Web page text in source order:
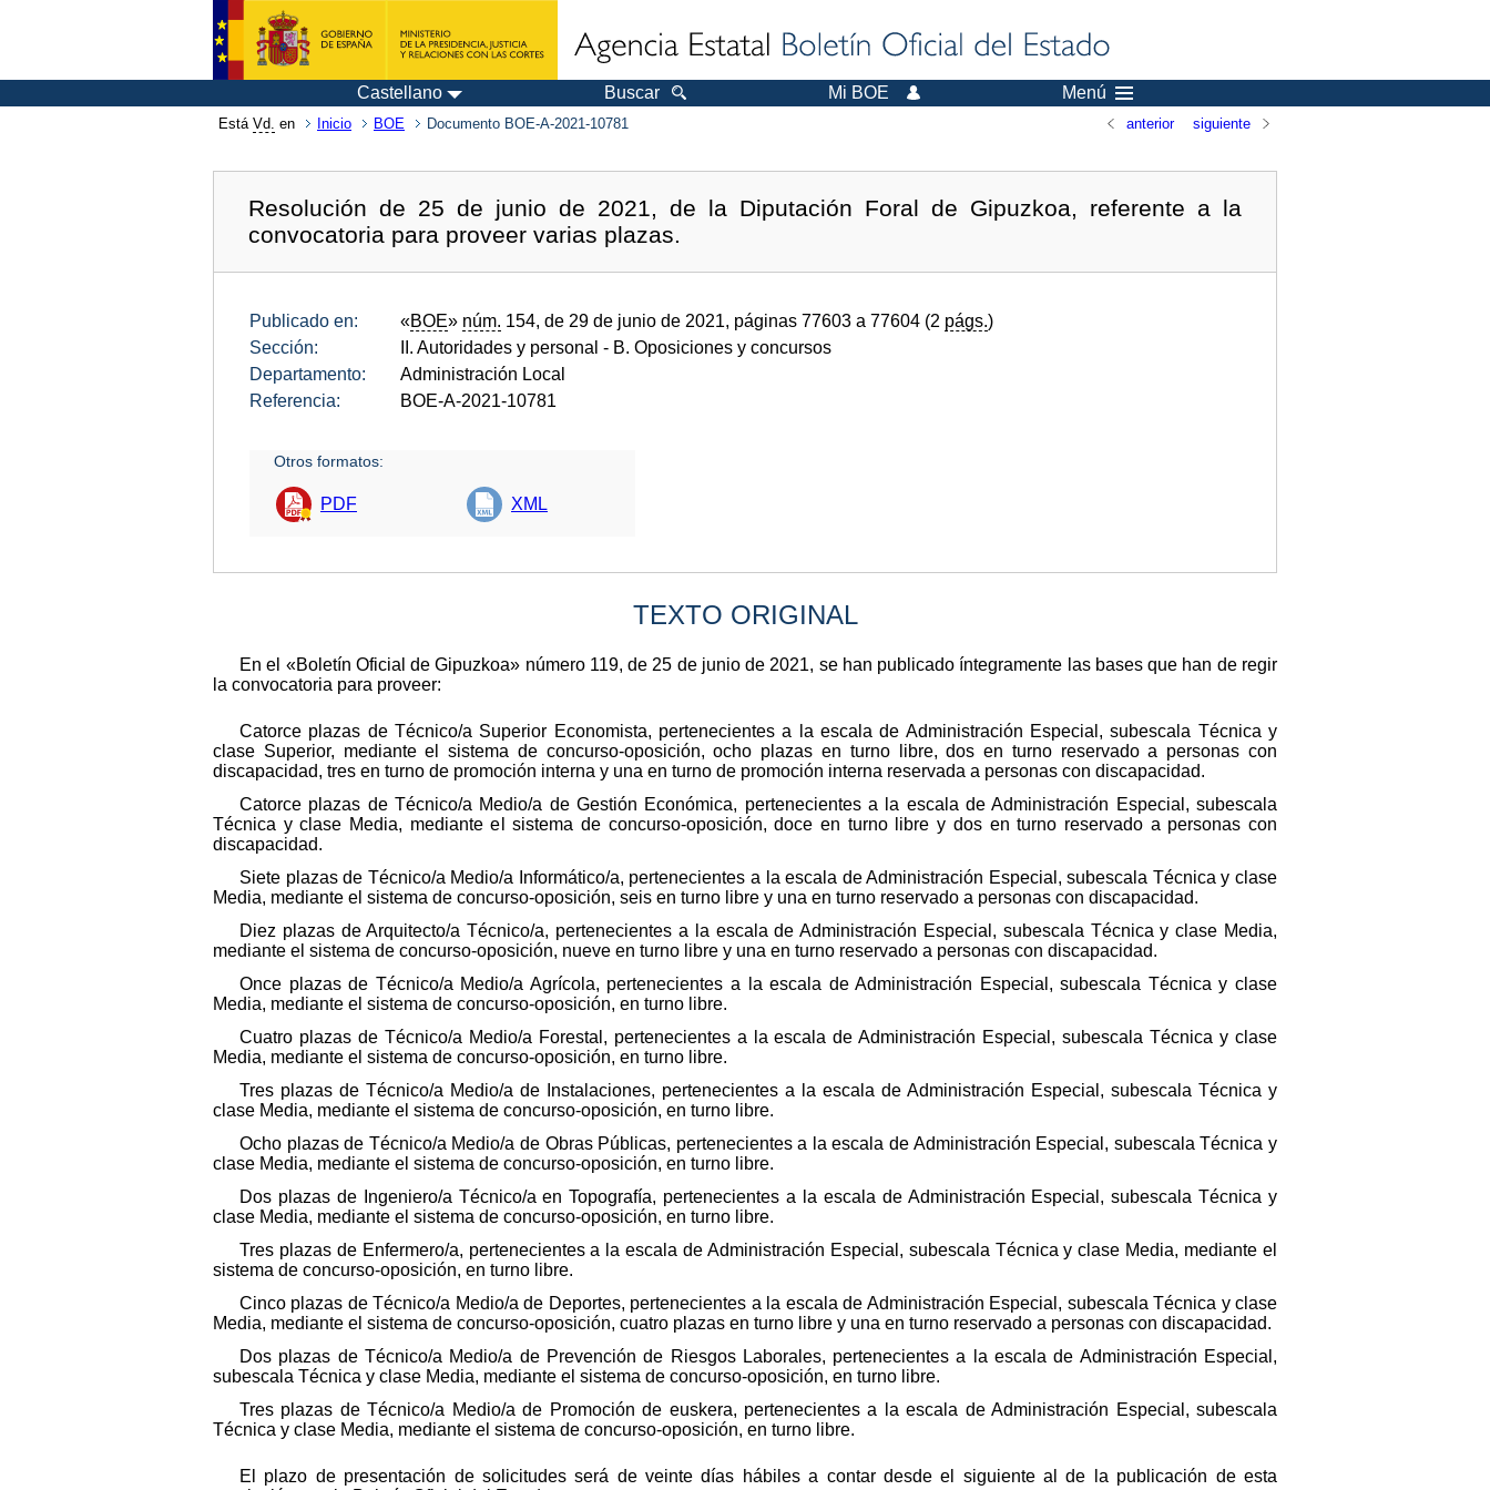
Castellano Buscar Mi BOE Menú
Está Vd. en Inicio BOE Documento BOE-A-2021-10781 anterior siguiente
Resolución de 25 de junio de 2021, de la Diputación Foral de Gipuzkoa, referente a la
convocatoria para proveer varias plazas.
Publicado en: «BOE» núm. 154, de 29 de junio de 2021, páginas 77603 a 77604 (2 págs.)
Sección:
II. Autoridades y personal - B. Oposiciones y concursos
Departamento:
Administración Local
Referencia:
BOE-A-2021-10781
Otros formatos:
PDF XML
TEXTO ORIGINAL
En el «Boletín Oficial de Gipuzkoa» número 119, de 25 de junio de 2021, se han publicado íntegramente las bases que han de regir
la convocatoria para proveer:
Catorce plazas de Técnico/a Superior Economista, pertenecientes a la escala de Administración Especial, subescala Técnica y
clase Superior, mediante el sistema de concurso-oposición, ocho plazas en turno libre, dos en turno reservado a personas con
discapacidad, tres en turno de promoción interna y una en turno de promoción interna reservada a personas con discapacidad.
Catorce plazas de Técnico/a Medio/a de Gestión Económica, pertenecientes a la escala de Administración Especial, subescala
Técnica y clase Media, mediante el sistema de concurso-oposición, doce en turno libre y dos en turno reservado a personas con
discapacidad.
Siete plazas de Técnico/a Medio/a Informático/a, pertenecientes a la escala de Administración Especial, subescala Técnica y clase
Media, mediante el sistema de concurso-oposición, seis en turno libre y una en turno reservado a personas con discapacidad.
Diez plazas de Arquitecto/a Técnico/a, pertenecientes a la escala de Administración Especial, subescala Técnica y clase Media,
mediante el sistema de concurso-oposición, nueve en turno libre y una en turno reservado a personas con discapacidad.
Once plazas de Técnico/a Medio/a Agrícola, pertenecientes a la escala de Administración Especial, subescala Técnica y clase
Media, mediante el sistema de concurso-oposición, en turno libre.
Cuatro plazas de Técnico/a Medio/a Forestal, pertenecientes a la escala de Administración Especial, subescala Técnica y clase
Media, mediante el sistema de concurso-oposición, en turno libre.
Tres plazas de Técnico/a Medio/a de Instalaciones, pertenecientes a la escala de Administración Especial, subescala Técnica y
clase Media, mediante el sistema de concurso-oposición, en turno libre.
Ocho plazas de Técnico/a Medio/a de Obras Públicas, pertenecientes a la escala de Administración Especial, subescala Técnica y
clase Media, mediante el sistema de concurso-oposición, en turno libre.
Dos plazas de Ingeniero/a Técnico/a en Topografía, pertenecientes a la escala de Administración Especial, subescala Técnica y
clase Media, mediante el sistema de concurso-oposición, en turno libre.
Tres plazas de Enfermero/a, pertenecientes a la escala de Administración Especial, subescala Técnica y clase Media, mediante el
sistema de concurso-oposición, en turno libre.
Cinco plazas de Técnico/a Medio/a de Deportes, pertenecientes a la escala de Administración Especial, subescala Técnica y clase
Media, mediante el sistema de concurso-oposición, cuatro plazas en turno libre y una en turno reservado a personas con discapacidad.
Dos plazas de Técnico/a Medio/a de Prevención de Riesgos Laborales, pertenecientes a la escala de Administración Especial,
subescala Técnica y clase Media, mediante el sistema de concurso-oposición, en turno libre.
Tres plazas de Técnico/a Medio/a de Promoción de euskera, pertenecientes a la escala de Administración Especial, subescala
Técnica y clase Media, mediante el sistema de concurso-oposición, en turno libre.
El plazo de presentación de solicitudes será de veinte días hábiles a contar desde el siguiente al de la publicación de esta